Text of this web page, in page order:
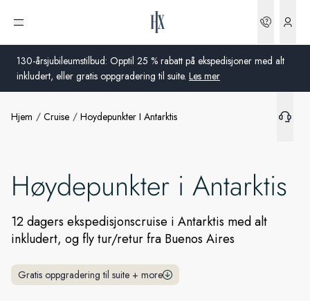
130-årsjubileumstilbud: Opptil 25 % rabatt på ekspedisjoner med alt
inkludert, eller gratis oppgradering til suite. Les mer
Åpne meny
Storbritannia
USA
Tyskland
Sveits
Global
Hjem Cruise Hoydepunkter I Antarktis
Høydepunkter i Antarktis
12 dagers ekspedisjonscruise i Antarktis med alt
inkludert, og fly tur/retur fra Buenos Aires
Gratis oppgradering til suite + more